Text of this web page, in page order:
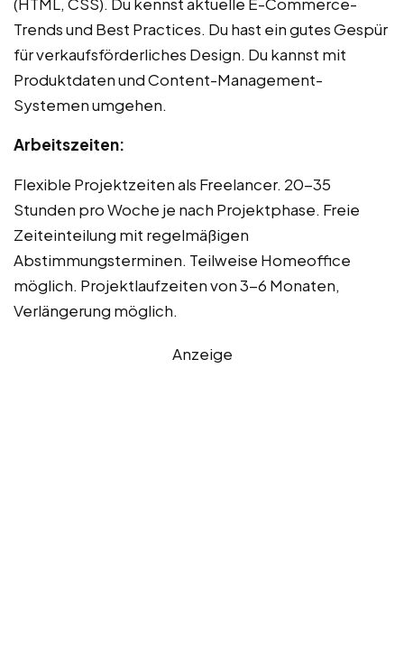
Trends und Best Practices. Du hast ein gutes Gespür
für verkaufsförderliches Design. Du kannst mit
Produktdaten und Content-Management-
Systemen umgehen.
Arbeitszeiten:
Flexible Projektzeiten als Freelancer. 20-35
Stunden pro Woche je nach Projektphase. Freie
Zeiteinteilung mit regelmäßigen
Abstimmungsterminen. Teilweise Homeoffice
möglich. Projektlaufzeiten von 3-6 Monaten,
Verlängerung möglich.
Anzeige